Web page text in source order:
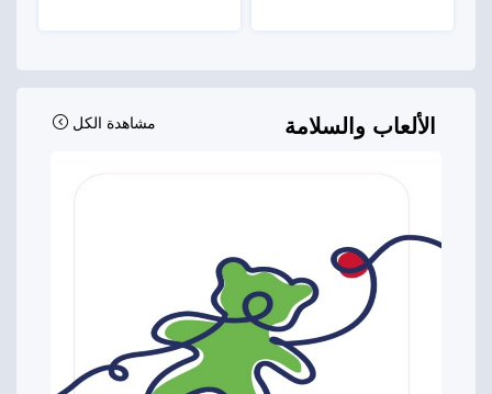
الألعاب والسلامة مشاهدة الكل